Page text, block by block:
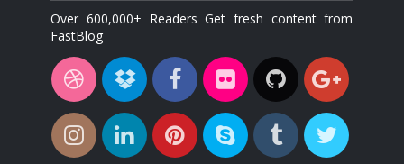
Over 600,000+ Readers Get fresh content from
FastBlog